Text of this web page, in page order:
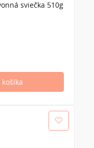
sviečka 510g